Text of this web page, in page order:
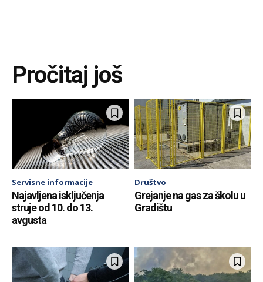
Pročitaj još
Servisne informacije
Najavljena isključenja
struje od 10. do 13.
avgusta
Društvo
Grejanje na gas za školu u
Gradištu